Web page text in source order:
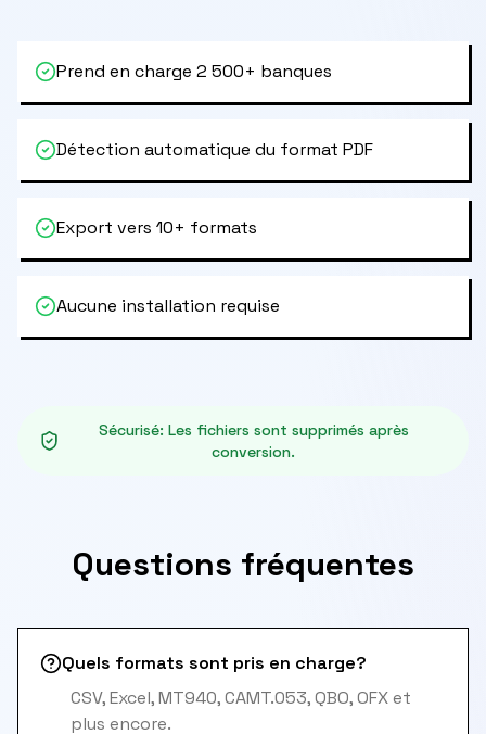
Prend en charge 2 500+ banques
Détection automatique du format PDF
Export vers 10+ formats
Aucune installation requise
Sécurisé: Les fichiers sont supprimés après
conversion.
Questions fréquentes
Quels formats sont pris en charge?
CSV, Excel, MT940, CAMT.053, QBO, OFX et
plus encore.